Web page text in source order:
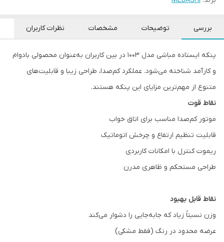
بررسی توضیحات مشخصات نظرات کاربران
پنکه ایستاده مباشی مدل 1003 در بین کاربران به‌عنوان محصولی بادوام
و کارآمد شناخته می‌شود. عملکرد کم‌صدا، طراحی زیبا و قابلیت‌های
متنوع از مهم‌ترین مزایای این پنکه هستند.
نقاط قوت
موتور کم‌صدا مناسب برای اتاق خواب
قابلیت تنظیم ارتفاع و چرخش اتوماتیک
ریموت کنترل با امکانات کاربردی
طراحی مستحکم و ظاهری مدرن
نقاط قابل بهبود
وزن نسبتاً زیاد که جابه‌جایی را دشوار می‌کند
عرضه محدود در رنگ (فقط مشکی)